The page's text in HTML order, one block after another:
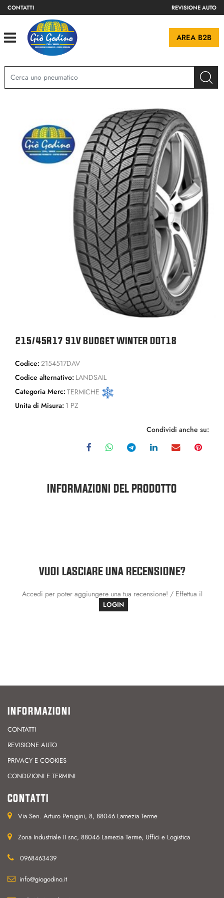
CONTATTI REVISIONE AUTO
Open AREA B2B
215/45R17 91V Budget WINTER DOT18
Codice: 2154517DAV
Codice alternativo: LANDSAIL
Categoria Merc: TERMICHE
Unita di Misura: 1 PZ
Condividi anche su:
INFORMAZIONI DEL PRODOTTO
VUOI LASCIARE UNA RECENSIONE?
Accedi per poter aggiungere una tua recensione! / Effettua il
LOGIN
INFORMAZIONI
CONTATTI
REVISIONE AUTO
PRIVACY E COOKIES
CONDIZIONI E TERMINI
CONTATTI
Via Sen. Arturo Perugini, 8, 88046 Lamezia Terme
Zona Industriale II snc, 88046 Lamezia Terme, Uffici e Logistica
0968463439
info@giogodino.it